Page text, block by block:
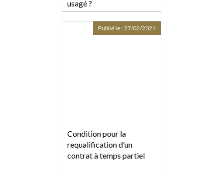
usagé ?
Condition pour la
requalification d’un
contrat à temps partiel
Publié le :27/02/2024